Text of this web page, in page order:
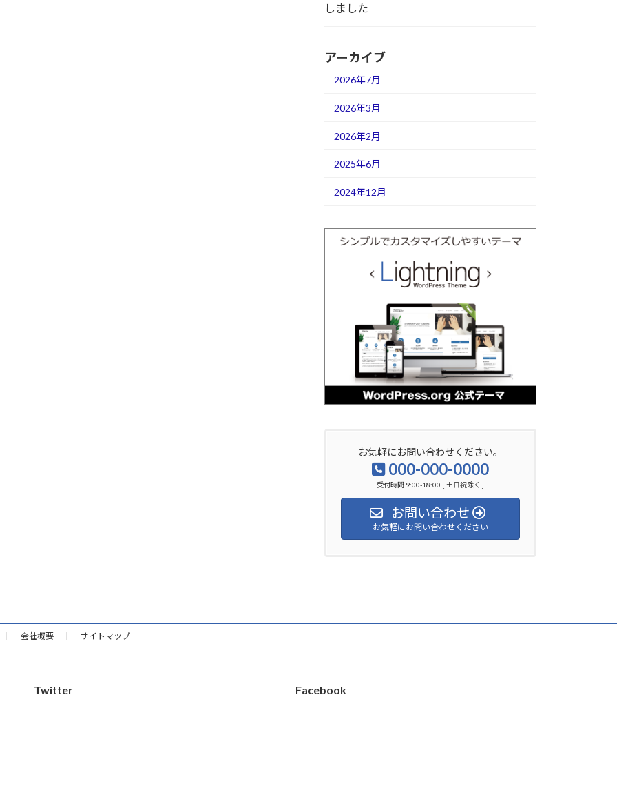
しました
アーカイブ
2026年7月
2026年3月
2026年2月
2025年6月
2024年12月
お気軽にお問い合わせください。
000-000-0000
受付時間 9:00-18:00 [ 土日祝除く ]
お問い合わせ
お気軽にお問い合わせください
会社概要 サイトマップ
Twitter Facebook